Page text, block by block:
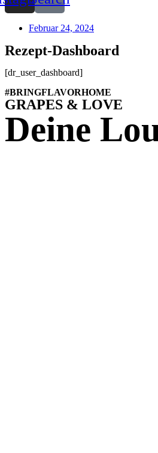
Februar 24, 2024
Rezept-Dashboard
[dr_user_dashboard]
#BRINGFLAVORHOME
GRAPES & LOVE
Deine